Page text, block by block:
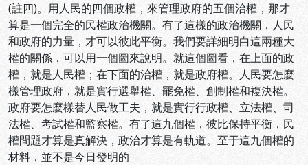
(註四)。用人民的四個政權，來管理政府的五個治權，那才
算是一個完全的民權政治機關。有了這樣的政治機關，人民
和政府的力量，才可以彼此平衡。我們要詳細明白這兩種大
權的關係，可以用一個圖來說明。就這個圖看，在上面的政
權，就是人民權；在下面的治權，就是政府權。人民要怎麼
樣管理政府，就是實行選舉權、罷免權、創制權和複決權。
政府要怎麼樣替人民做工夫，就是實行行政權、立法權、司
法權、考試權和監察權。有了這九個權，彼比保持平衡，民
權問題才算是真解決，政治才算是有軌道。至于這九個權的
材料，並不是今日發明的